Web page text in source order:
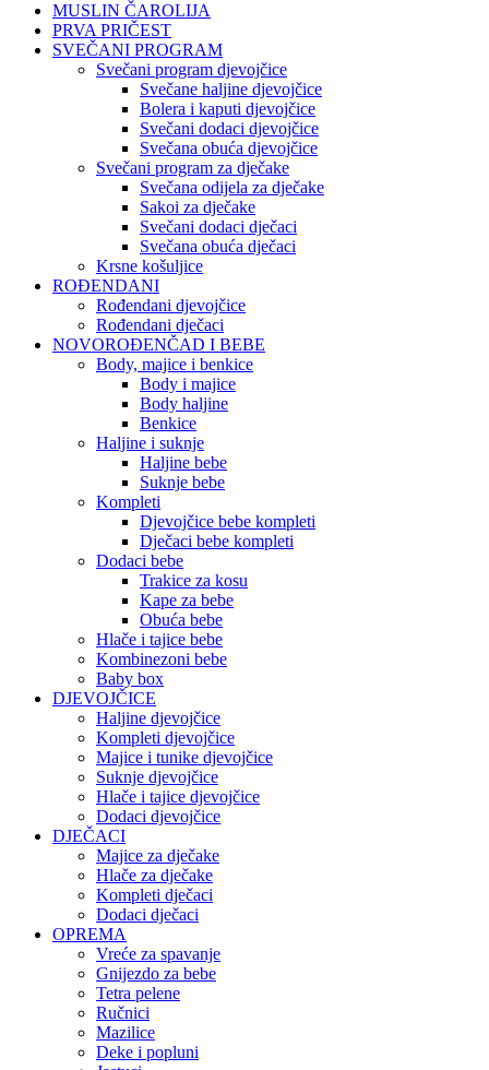
MUSLIN ČAROLIJA
PRVA PRIČEST
SVEČANI PROGRAM
Svečani program djevojčice
Svečane haljine djevojčice
Bolera i kaputi djevojčice
Svečani dodaci djevojčice
Svečana obuća djevojčice
Svečani program za dječake
Svečana odijela za dječake
Sakoi za dječake
Svečani dodaci dječaci
Svečana obuća dječaci
Krsne košuljice
ROĐENDANI
Rođendani djevojčice
Rođendani dječaci
NOVOROĐENČAD I BEBE
Body, majice i benkice
Body i majice
Body haljine
Benkice
Haljine i suknje
Haljine bebe
Suknje bebe
Kompleti
Djevojčice bebe kompleti
Dječaci bebe kompleti
Dodaci bebe
Trakice za kosu
Kape za bebe
Obuća bebe
Hlače i tajice bebe
Kombinezoni bebe
Baby box
DJEVOJČICE
Haljine djevojčice
Kompleti djevojčice
Majice i tunike djevojčice
Suknje djevojčice
Hlače i tajice djevojčice
Dodaci djevojčice
DJEČACI
Majice za dječake
Hlače za dječake
Kompleti dječaci
Dodaci dječaci
OPREMA
Vreće za spavanje
Gnijezdo za bebe
Tetra pelene
Ručnici
Mazilice
Deke i popluni